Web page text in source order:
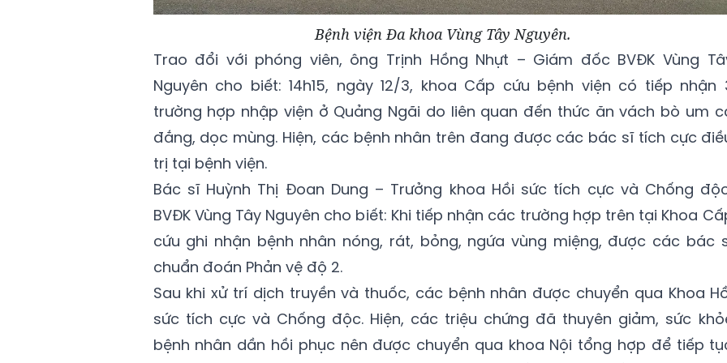
Bệnh viện Đa khoa Vùng Tây Nguyên.
Trao đổi với phóng viên, ông Trịnh Hồng Nhựt – Giám đốc BVĐK Vùng
Nguyên cho biết: 14h15, ngày 12/3, khoa Cấp cứu bệnh viện có tiếp nhận
trường hợp nhập viện ở Quảng Ngãi do liên quan đến thức ăn vách bò um
đắng, dọc mùng. Hiện, các bệnh nhân trên đang được các bác sĩ tích cực
trị tại bệnh viện.
Bác sĩ Huỳnh Thị Đoan Dung – Trưởng khoa Hồi sức tích cực và Chống
BVĐK Vùng Tây Nguyên cho biết: Khi tiếp nhận các trường hợp trên tại Khoa
cứu ghi nhận bệnh nhân nóng, rát, bỏng, ngứa vùng miệng, được các bác
chuẩn đoán Phản vệ độ 2.
Sau khi xử trí dịch truyền và thuốc, các bệnh nhân được chuyển qua Khoa
sức tích cực và Chống độc. Hiện, các triệu chứng đã thuyên giảm, sức
bệnh nhân dần hồi phục nên được chuyển qua khoa Nội tổng hợp để tiếp